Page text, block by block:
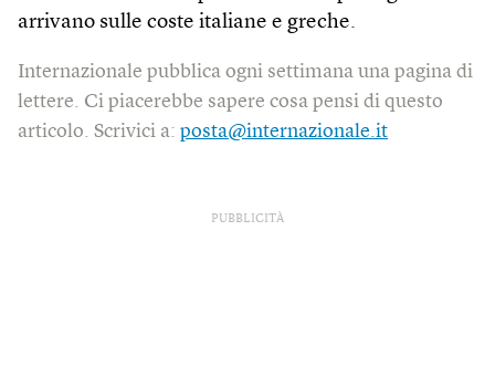
arrivano sulle coste italiane e greche.
Internazionale pubblica ogni settimana una pagina di
lettere. Ci piacerebbe sapere cosa pensi di questo
articolo. Scrivici a: posta@internazionale.it
PUBBLICITÀ